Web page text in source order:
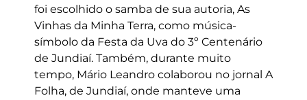
foi escolhido o samba de sua autoria, As
Vinhas da Minha Terra, como música-
símbolo da Festa da Uva do 3º Centenário
de Jundiaí. Também, durante muito
tempo, Mário Leandro colaborou no jornal A
Folha, de Jundiaí, onde manteve uma